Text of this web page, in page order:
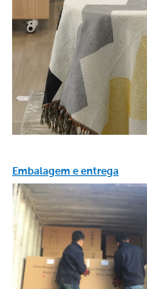
Embalagem e entrega